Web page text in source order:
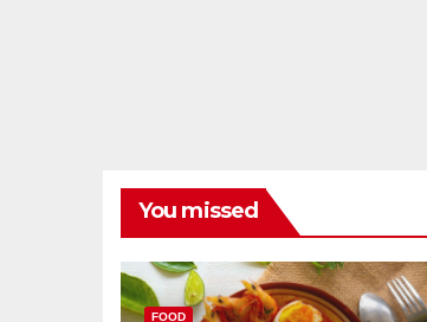
You missed
FOOD